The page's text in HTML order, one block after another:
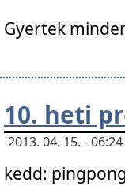
Gyertek
10. heti
2013. 04. 15. -
kedd: